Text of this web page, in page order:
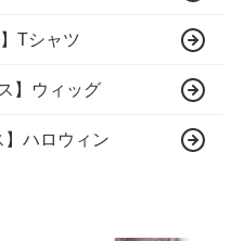
】Tシャツ
】ウィッグ
】ハロウィン